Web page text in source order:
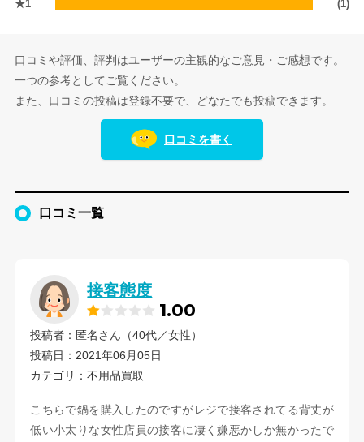
★1
(1)
口コミや評価、評判はユーザーの主観的なご意見・ご感想です。
一つの参考としてご覧ください。
また、口コミの投稿は登録不要で、どなたでも投稿できます。
口コミを書く
口コミ一覧
接客態度
1.00
投稿者：匿名さん（40代／女性）
投稿日：2021年06月05日
カテゴリ：不用品買取
こちらで鍋を購入したのですがレジで接客されてる背丈が
低い小太りな女性店員の接客に凄く嫌悪かしか無かったで